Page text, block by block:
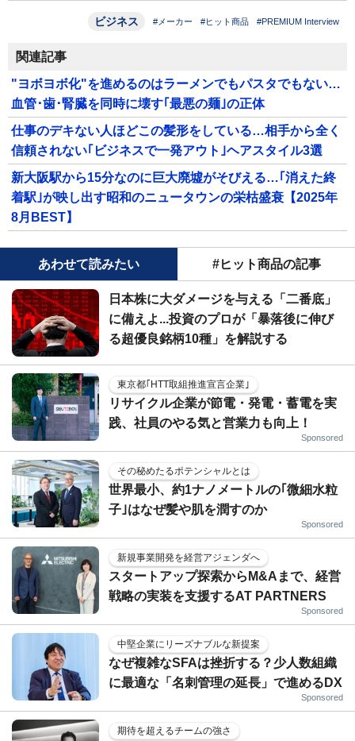
ビジネス #メーカー #ヒット商品 #PREMIUM Interview
関連記事
"ヨボヨボ化"を進めるのはラーメンでもパスタでもない…
血管･歯･腎臓を同時に壊す｢最悪の麺｣の正体
仕事のデキない人ほどこの髪形をしている…相手から全く
信頼されない｢ビジネスで一発アウト｣ヘアスタイル3選
新大阪駅から15分なのに巨大廃墟がそびえる…｢消えた終
着駅｣が映し出す昭和のニュータウンの栄枯盛衰【2025年
8月BEST】
あわせて読みたい #ヒット商品の記事
日本株に大ダメージを与える「二番底」
に備えよ...投資のプロが「暴落後に伸び
る超優良銘柄10種」を解説する
東京都｢HTT取組推進宣言企業｣
リサイクル企業が節電・発電・蓄電を実
践、社員のやる気と営業力も向上！
Sponsored
その秘めたるポテンシャルとは
世界最小、約1ナノメートルの｢微細水粒
子｣はなぜ髪や肌を潤すのか
Sponsored
新規事業開発を経営アジェンダへ
スタートアップ探索からM&Aまで、経営
戦略の実装を支援するAT PARTNERS
Sponsored
中堅企業にリーズナブルな新提案
なぜ複雑なSFAは挫折する？少人数組織
に最適な「名刺管理の延長」で進めるDX
Sponsored
期待を超えるチームの強さ